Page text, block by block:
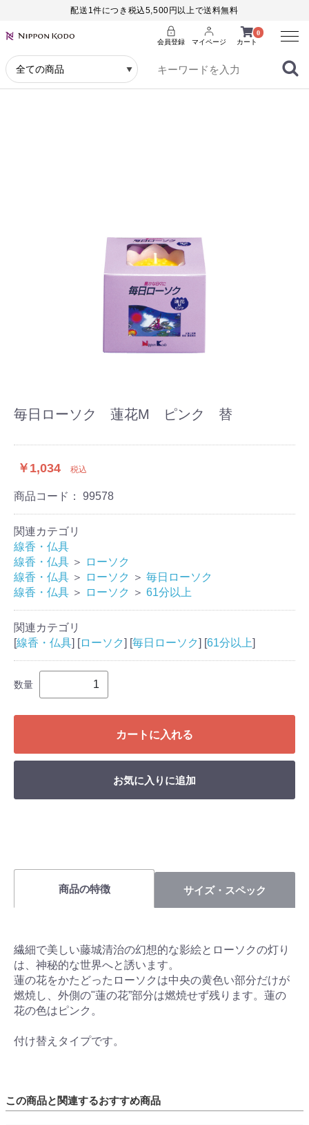
配送1件につき税込5,500円以上で送料無料
0
カート
会員登録 マイページ
Menu
毎日ローソク 蓮花M ピンク 替
￥1,034 税込
商品コード： 99578
関連カテゴリ
線香・仏具
線香・仏具 ＞
ローソク
線香・仏具 ＞ ローソク ＞ 毎日ローソク
線香・仏具 ＞ ローソク ＞ 61分以上
関連カテゴリ
[線香・仏具] [ローソク] [毎日ローソク] [61分以上]
数量
カートに入れる
お気に入りに追加
商品の特徴 サイズ・スペック
繊細で美しい藤城清治の幻想的な影絵とローソクの灯り
は、神秘的な世界へと誘います。
蓮の花をかたどったローソクは中央の黄色い部分だけが
燃焼し、外側の"蓮の花”部分は燃焼せず残ります。蓮の
花の色はピンク。
付け替えタイプです。
この商品と関連するおすすめ商品